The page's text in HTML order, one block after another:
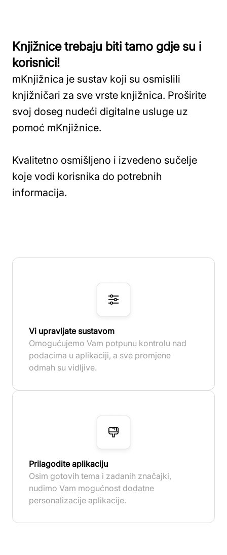
Knjižnice trebaju biti tamo gdje su i
korisnici!
mKnjižnica je sustav koji su osmislili
knjižničari za sve vrste knjižnica. Proširite
svoj doseg nudeći digitalne usluge uz
pomoć mKnjižnice.
Kvalitetno osmišljeno i izvedeno sučelje
koje vodi korisnika do potrebnih
informacija.
Vi upravljate sustavom
Omogućujemo Vam potpunu kontrolu nad
podacima u aplikaciji, a sve promjene
odmah su vidljive.
Prilagodite aplikaciju
Osim gotovih tema i zadanih značajki,
nudimo Vam mogućnost dodatne
personalizacije aplikacije.